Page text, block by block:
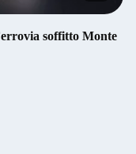
soffitto Monte